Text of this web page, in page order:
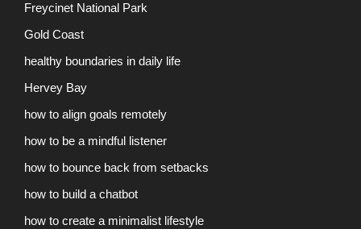
Freycinet National Park
Gold Coast
healthy boundaries in daily life
Hervey Bay
how to align goals remotely
how to be a mindful listener
how to bounce back from setbacks
how to build a chatbot
how to create a minimalist lifestyle